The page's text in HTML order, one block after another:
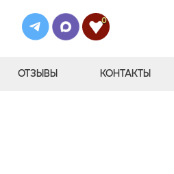
0
ОТЗЫВЫ КОНТАКТЫ